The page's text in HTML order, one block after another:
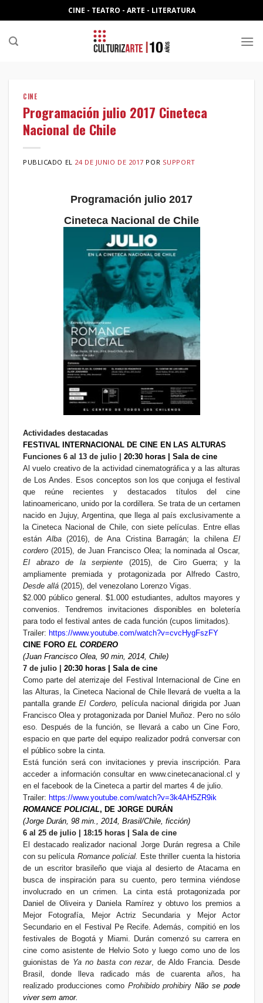
to
content
CINE - TEATRO - ARTE - LITERATURA
CINE
Programación julio 2017 Cineteca
Nacional de Chile
PUBLICADO EL 24 DE JUNIO DE 2017 POR SUPPORT
Programación julio 2017
Cineteca Nacional de Chile
Actividades destacadas
FESTIVAL INTERNACIONAL DE CINE EN LAS ALTURAS
Funciones 6 al 13 de julio |
20:30 horas |
Sala de cine
Al vuelo creativo de la actividad cinematográfica y a las alturas
de Los Andes. Esos conceptos son los que conjuga el festival
que reúne recientes y destacados títulos del cine
latinoamericano, unido por la cordillera. Se trata de un certamen
nacido en Jujuy, Argentina, que llega al país exclusivamente a
la Cineteca Nacional de Chile, con siete películas. Entre ellas
estánAlba(2016), de Ana Cristina Barragán; la chilenaEl
cordero (2015), de Juan Francisco Olea; la nominada al Oscar,
El abrazo de la serpiente (2015), de Ciro Guerra; y la
ampliamente premiada y protagonizada por Alfredo Castro,
Desde allá (2015), del venezolano Lorenzo Vigas.
$2.000 público general. $1.000 estudiantes, adultos mayores y
convenios. Tendremos invitaciones disponibles en boletería
para todo el festival antes de cada función (cupos limitados).
Trailer: https://www.youtube.com/watch?v=cvcHygFszFY
CINE FORO EL CORDERO
(Juan Francisco Olea, 90 min, 2014, Chile)
7 de julio | 20:30 horas | Sala de cine
Como parte del aterrizaje del Festival Internacional de Cine en
las Alturas, la Cineteca Nacional de Chile llevará de vuelta a la
pantalla grandeEl Cordero,
película nacional dirigida por Juan
Francisco Olea y protagonizada por Daniel Muñoz. Pero no sólo
eso. Después de la función, se llevará a cabo un Cine Foro,
espacio en que parte del equipo realizador podrá conversar con
el público sobre la cinta.
Está función será con invitaciones y previa inscripción. Para
acceder a información consultar en www.cinetecanacional.cl y
en el facebook de la Cineteca a partir del martes 4 de julio.
Trailer: https://www.youtube.com/watch?v=3k4AH5ZR9ik
ROMANCE POLICIAL, DE JORGE DURÁN
(Jorge Durán, 98 min., 2014, Brasil/Chile, ficción)
6 al 25 de julio | 18:15 horas | Sala de cine
El destacado realizador nacional Jorge Durán regresa a Chile
con su película Romance policial.
Este thriller cuenta la historia
de un escritor brasileño que viaja al desierto de Atacama en
busca de inspiración para su cuento, pero termina viéndose
involucrado en un crimen. La cinta está protagonizada por
Daniel de Oliveira y Daniela Ramírez y obtuvo los premios a
Mejor Fotografía, Mejor Actriz Secundaria y Mejor Actor
Secundario en el Festival Pe Recife. Además, compitió en los
festivales de Bogotá y Miami. Durán comenzó su carrera en
cine como asistente de Helvio Soto y luego como uno de los
guionistas de Ya no basta con rezar, de Aldo Francia. Desde
Brasil, donde lleva radicado más de cuarenta años, ha
realizado producciones como Prohibido prohibiryNão se pode
viver sem amor.